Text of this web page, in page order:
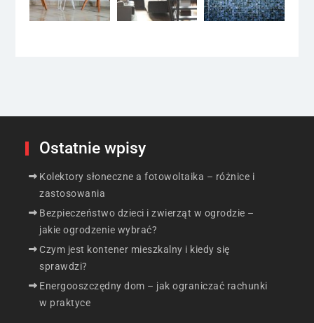
Ostatnie wpisy
Kolektory słoneczne a fotowoltaika – różnice i
zastosowania
Bezpieczeństwo dzieci i zwierząt w ogrodzie –
jakie ogrodzenie wybrać?
Czym jest kontener mieszkalny i kiedy się
sprawdzi?
Energooszczędny dom – jak ograniczać rachunki
w praktyce